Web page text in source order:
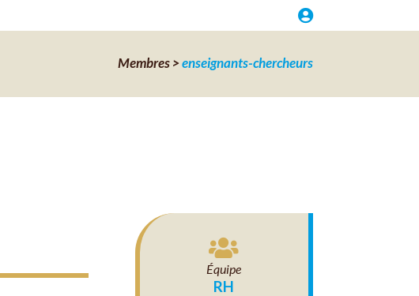

Membres >enseignants-chercheurs

Équipe
RH